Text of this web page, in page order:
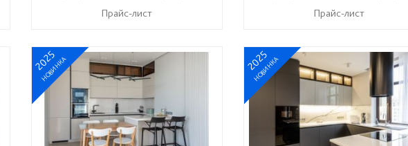
Прайс-лист Прайс-лист
2025
НОВИНКА 2025
НОВИНКА